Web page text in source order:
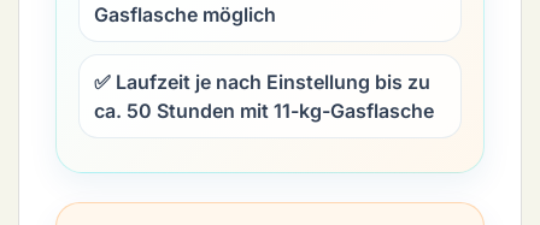
Gasflasche möglich
✅ Laufzeit je nach Einstellung bis zu
ca. 50 Stunden mit 11-kg-Gasflasche